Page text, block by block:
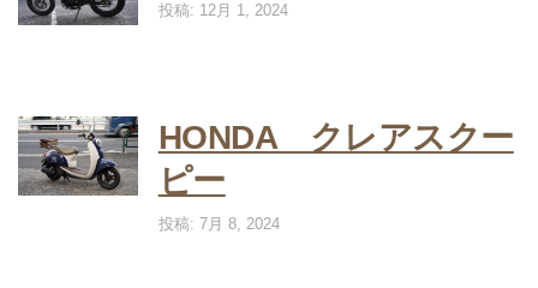
投稿: 12月 1, 2024
HONDA クレアスクー
ピー
投稿: 7月 8, 2024